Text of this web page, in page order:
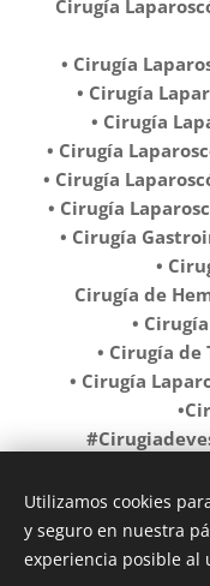
Cirugía
• Cirugía
• Cirugía
• Cirugía
• Cirugía
• Cirugía
• Cirugía
• Cirugía
•
Cirugía de
•
• Cirugía de
• Cirugía
#cirugiageneral
#HERNIA
Utilizamos cookies
y seguro en nuestra
experiencia posible al